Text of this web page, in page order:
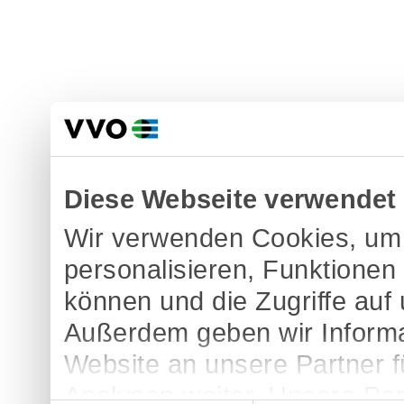
Diese Webseite
Wir verwenden Cookies,
personalisieren,
können und die Zugriffe
Außerdem geben wir
Website an unsere Partner
Analysen weiter. Unsere